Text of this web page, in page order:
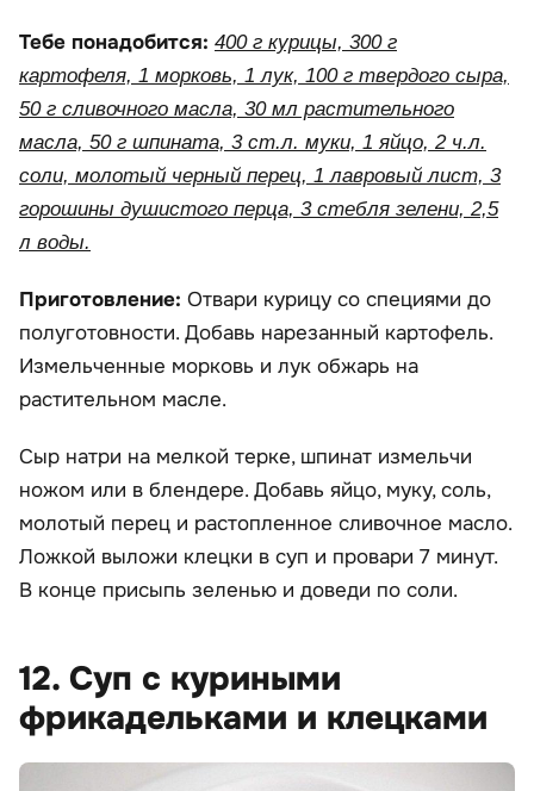
Тебе понадобится: 400 г курицы, 300 г
картофеля, 1 морковь, 1 лук, 100 г твердого сыра,
50 г сливочного масла, 30 мл растительного
масла, 50 г шпината, 3 ст.л. муки, 1 яйцо, 2 ч.л.
соли, молотый черный перец, 1 лавровый лист, 3
горошины душистого перца, 3 стебля зелени, 2,5
л воды.
Приготовление: Отвари курицу со специями до
полуготовности. Добавь нарезанный картофель.
Измельченные морковь и лук обжарь на
растительном масле.
Сыр натри на мелкой терке, шпинат измельчи
ножом или в блендере. Добавь яйцо, муку, соль,
молотый перец и растопленное сливочное масло.
Ложкой выложи клецки в суп и провари 7 минут.
В конце присыпь зеленью и доведи по соли.
12. Суп с куриными
фрикадельками и клецками